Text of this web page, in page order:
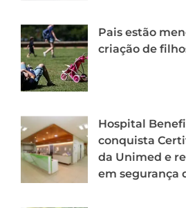
Pais estão
criação de
Hospital
conquista
da Unimed e
em segurança